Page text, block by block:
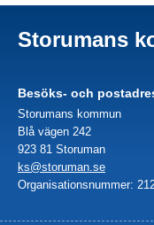
Storumans
Besöks- och
Storumans kommun
Blå vägen 242
923 81 Storuman
ks@storuman.se
Organisationsnummer: